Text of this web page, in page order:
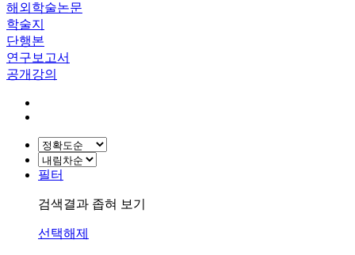
해외학술논문
학술지
단행본
연구보고서
공개강의
필터
검색결과 좁혀 보기
선택해제